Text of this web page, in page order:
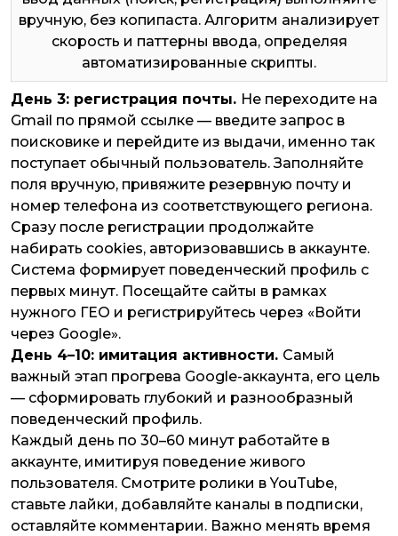
вручную, без копипаста. Алгоритм анализирует
скорость и паттерны ввода, определяя
автоматизированные скрипты.
День 3: регистрация почты. Не переходите на
Gmail по прямой ссылке — введите запрос в
поисковике и перейдите из выдачи, именно так
поступает обычный пользователь. Заполняйте
поля вручную, привяжите резервную почту и
номер телефона из соответствующего региона.
Сразу после регистрации продолжайте
набирать cookies, авторизовавшись в аккаунте.
Система формирует поведенческий профиль с
первых минут. Посещайте сайты в рамках
нужного ГЕО и регистрируйтесь через «Войти
через Google».
День 4–10: имитация активности. Самый
важный этап прогрева Google-аккаунта, его цель
— сформировать глубокий и разнообразный
поведенческий профиль.
Каждый день по 30–60 минут работайте в
аккаунте, имитируя поведение живого
пользователя. Смотрите ролики в YouTube,
ставьте лайки, добавляйте каналы в подписки,
оставляйте комментарии. Важно менять время